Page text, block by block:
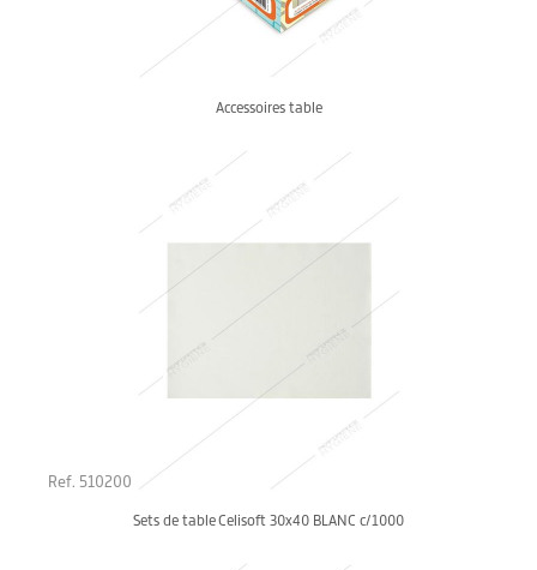
Accessoires table
Ref. 510200
Sets de table Celisoft 30x40 BLANC c/1000